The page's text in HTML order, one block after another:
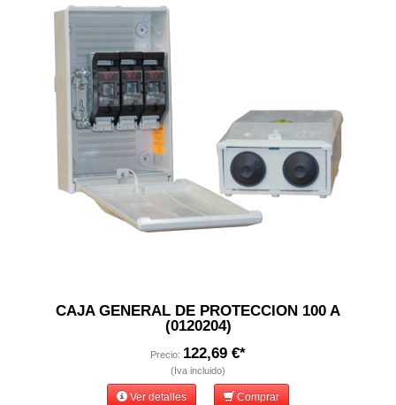
CAJA GENERAL DE PROTECCION 100 A
(0120204)
Precio: 122,69 €*
(Iva incluido)
Ver detalles Comprar